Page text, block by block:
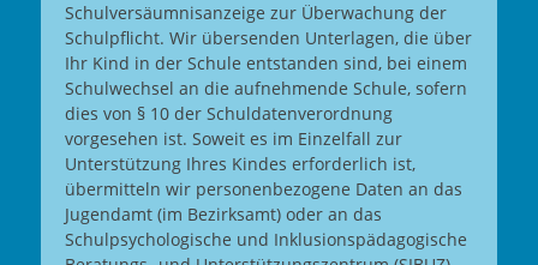
Schulversäumnisanzeige zur Überwachung der
Schulpflicht. Wir übersenden Unterlagen, die über
Ihr Kind in der Schule entstanden sind, bei einem
Schulwechsel an die aufnehmende Schule, sofern
dies von § 10 der Schuldatenverordnung
vorgesehen ist. Soweit es im Einzelfall zur
Unterstützung Ihres Kindes erforderlich ist,
übermitteln wir personenbezogene Daten an das
Jugendamt (im Bezirksamt) oder an das
Schulpsychologische und Inklusionspädagogische